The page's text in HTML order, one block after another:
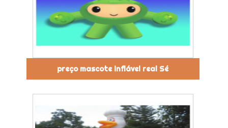
preço mascote inflável real Sé